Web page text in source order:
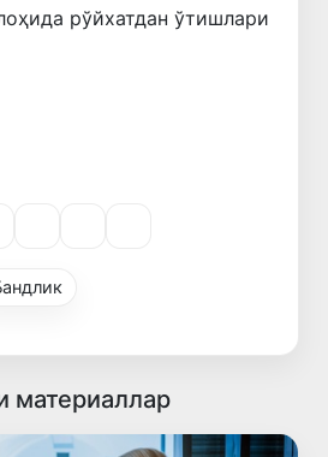
рўйхатдан ўтишлари
материаллар